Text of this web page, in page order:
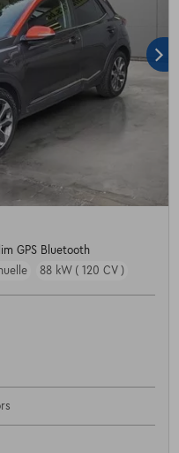
GPS Bluetooth
88 kW ( 120 CV )